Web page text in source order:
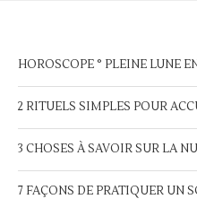
HOROSCOPE ° PLEINE LUNE
2 RITUELS SIMPLES POUR
3 CHOSES À SAVOIR SUR LA
7 FAÇONS DE PRATIQUER UN